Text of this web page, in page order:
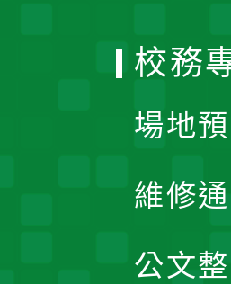
校務
場地
維修
公文